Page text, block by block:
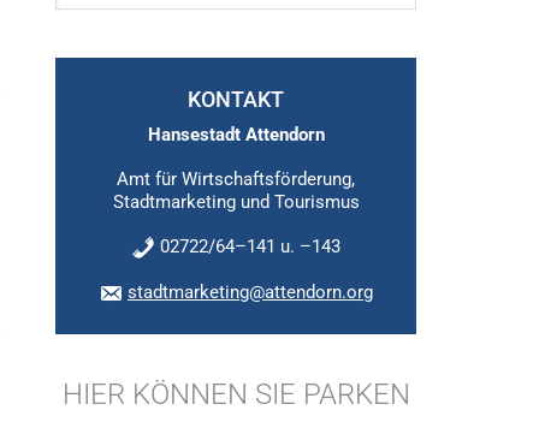
KONTAKT
Hansestadt Attendorn
Amt für Wirtschaftsförderung,
Stadtmarketing und Tourismus
02722/64–141 u. –143
stadtmarketing@attendorn.org
HIER KÖNNEN SIE PARKEN